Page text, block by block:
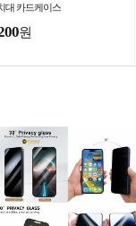
대 카드케이스
원